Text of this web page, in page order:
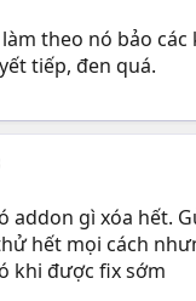
theo nó bảo các
tiếp, đen quá.
addon gì xóa hết.
hết mọi cách
khi được fix sớm